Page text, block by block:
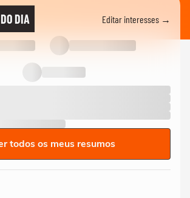
DIA Editar interesses →
todos os meus resumos